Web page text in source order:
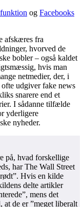
og Facebooks
afskæres fra
hvorved de
bobler – også kaldet
hvis man
netmedier, der, i
udgiver fake news
snarere end et
I sådanne tilfælde
yderligere
nyheder.
på, hvad forskellige
har The Wall Street
Hvis en kilde
delte artikler
mens det
de er ”meget liberalt